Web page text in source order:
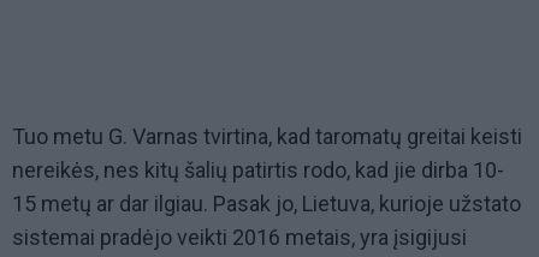
Tuo metu G. Varnas tvirtina, kad taromatų greitai keisti
nereikės, nes kitų šalių patirtis rodo, kad jie dirba 10-
15 metų ar dar ilgiau. Pasak jo, Lietuva, kurioje užstato
sistemai pradėjo veikti 2016 metais, yra įsigijusi